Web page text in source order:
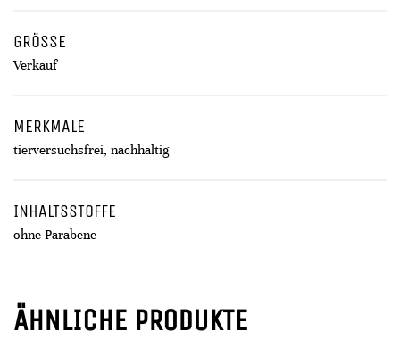
GRÖSSE
Verkauf
MERKMALE
tierversuchsfrei, nachhaltig
INHALTSSTOFFE
ohne Parabene
ÄHNLICHE PRODUKTE